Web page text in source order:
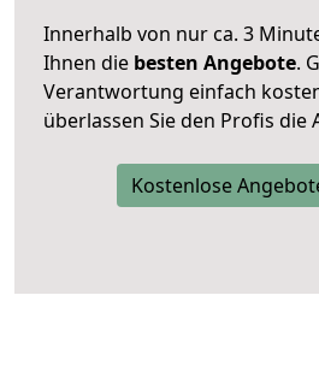
Innerhalb von nur ca. 3
Ihnen die besten Angebote.
Verantwortung einfach
überlassen Sie den Profis die
Kostenlose